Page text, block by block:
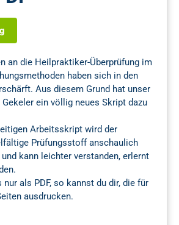
an die Heilpraktiker-Überprüfung im
haben sich in den
Aus diesem Grund hat unser
ein völlig neues Skript dazu
Arbeitsskript wird der
Prüfungsstoff anschaulich
kann leichter verstanden, erlernt
als PDF, so kannst du dir, die für
ausdrucken.